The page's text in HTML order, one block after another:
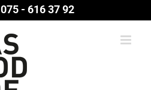
075 - 616 37 92